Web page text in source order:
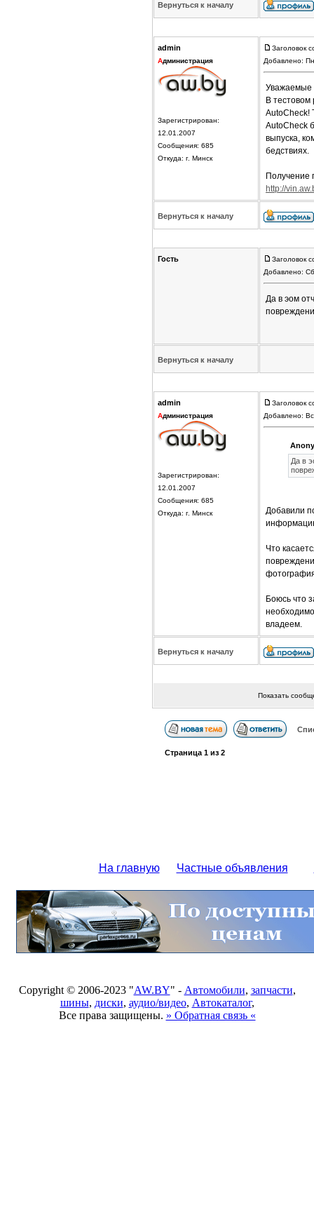
Вернуться к началу
admin
Администрация
Зарегистрирован:
12.01.2007
Сообщения: 685
Откуда: г. Минск
Заголовок
Добавлено:
Уважаемые
В
AutoCheck!
AutoCheck
выпуска,
бедствиях.
Получение
http://
Вернуться к началу
Гость
Заголовок
Добавлено:
Да в эом
Вернуться к началу
admin
Администрация
Зарегистрирован:
12.01.2007
Сообщения: 685
Откуда: г. Минск
Заголовок
Добавлено:
Да в
Добавили
Что
Боюсь что
владеем.
Вернуться к началу
Показать
Страница 1из 2
На главную Частные объявления
Copyright © 2006-2023 "AW.BY" - Автомобили, запчасти,
шины, диски, аудио/видео, Автокаталог,
Все права защищены. » Обратная связь «